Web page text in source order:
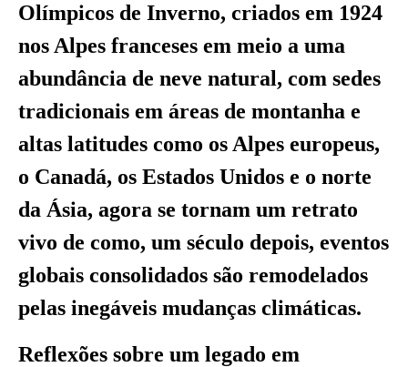
Olímpicos de Inverno, criados em 1924
nos Alpes franceses em meio a uma
abundância de neve natural, com sedes
tradicionais em áreas de montanha e
altas latitudes como os Alpes europeus,
o Canadá, os Estados Unidos e o norte
da Ásia, agora se tornam um retrato
vivo de como, um século depois, eventos
globais consolidados são remodelados
pelas inegáveis mudanças climáticas.
Reflexões sobre um legado em